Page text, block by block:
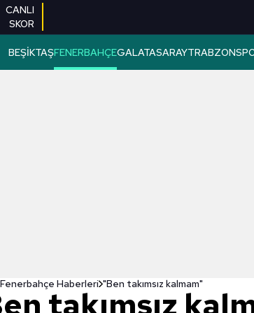
CANLI
SKOR
BEŞİKTAŞFENERBAHÇEGALATASARAY
Fenerbahçe Haberleri "Ben takımsız kalmam"
takımsız